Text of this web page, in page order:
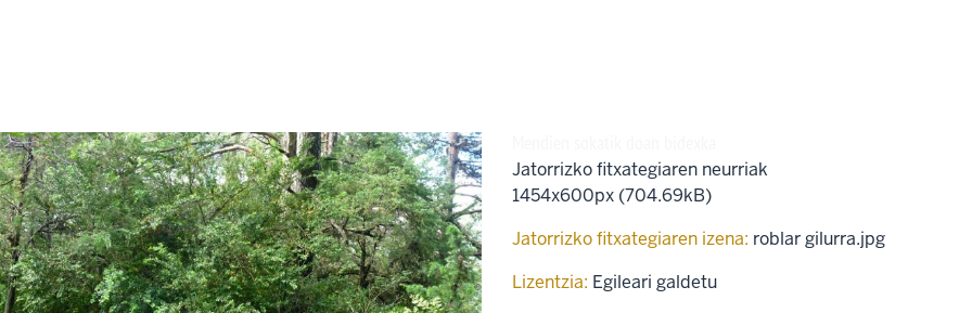
Jatorrizko fitxategiaren neurriak
1454x600px (704.69kB)
Jatorrizko fitxategiaren izena: roblar gilurra.jpg
Lizentzia: Egileari galdetu